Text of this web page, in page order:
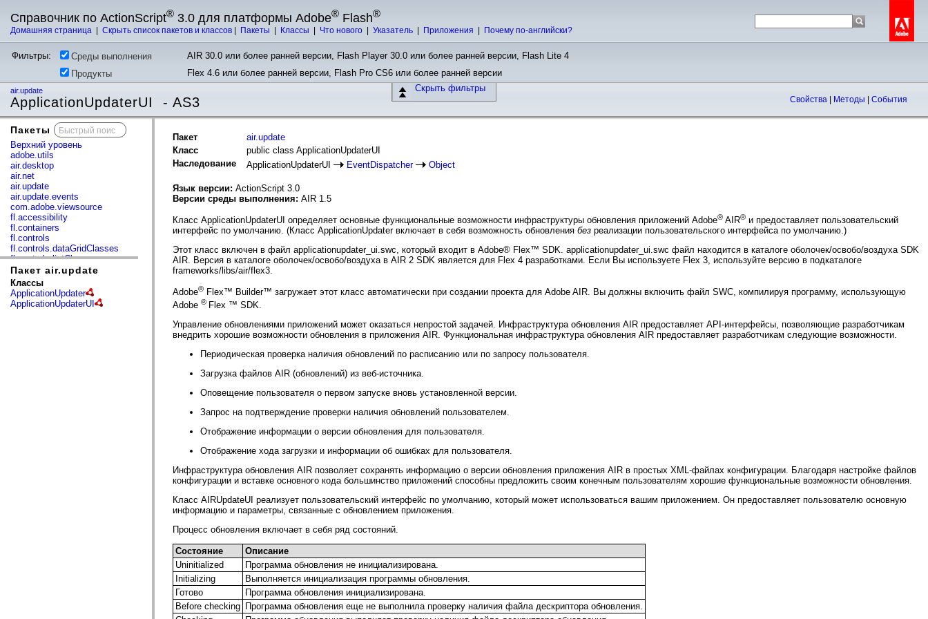
Справочник по ActionScript® 3.0 для платформы Adobe® Flash®
Домашняя страница Скрыть список пакетов и классов Пакеты Классы Что нового Указатель Приложения Почему по-английски?
Фильтры: Среды выполнения
AIR 30.0 или более ранней версии, Flash Player 30.0 или более ранней версии, Flash Lite 4
Продукты
Flex 4.6 или более ранней версии, Flash Pro CS6 или более ранней версии
Скрыть фильтры
air.update
ApplicationUpdaterUI - AS3 Свойства Методы События
Пакеты
Верхний уровень
adobe.utils
air.desktop
air.net
air.update
air.update.events
com.adobe.viewsource
fl.accessibility
fl.containers
fl.controls
fl.controls.dataGridClasses
fl.controls.listClasses
fl.controls.progressBarClasses
fl.core
fl.data
fl.display
fl.events
Пакет air.update
Классы
ApplicationUpdater
ApplicationUpdaterUI
Пакет
air.update
Класс
public class ApplicationUpdaterUI
Наследование
ApplicationUpdaterUI EventDispatcher Object
Язык версии: ActionScript 3.0
Версии среды выполнения: AIR 1.5
Класс ApplicationUpdaterUI определяет основные функциональные возможности инфраструктуры обновления приложений Adobe® AIR® и предоставляет пользовательский
интерфейс по умолчанию. (Класс ApplicationUpdater включает в себя возможность обновления без реализации пользовательского интерфейса по умолчанию.)
Этот класс включен в файл applicationupdater_ui.swc, который входит в Adobe® Flex™ SDK. applicationupdater_ui.swc файл находится в каталоге оболочек/освобо/воздуха SDK
AIR. Версия в каталоге оболочек/освобо/воздуха в AIR 2 SDK является для Flex 4 разработками. Если Вы используете Flex 3, используйте версию в подкаталоге
frameworks/libs/air/flex3.
Adobe® Flex™ Builder™ загружает этот класс автоматически при создании проекта для Adobe AIR. Вы должны включить файл SWC, компилируя программу, использующую
Adobe ® Flex ™ SDK.
Управление обновлениями приложений может оказаться непростой задачей. Инфраструктура обновления AIR предоставляет API-интерфейсы, позволяющие разработчикам
внедрить хорошие возможности обновления в приложения AIR. Функциональная инфраструктура обновления AIR предоставляет разработчикам следующие возможности.
Периодическая проверка наличия обновлений по расписанию или по запросу пользователя.
Загрузка файлов AIR (обновлений) из веб-источника.
Оповещение пользователя о первом запуске вновь установленной версии.
Запрос на подтверждение проверки наличия обновлений пользователем.
Отображение информации о версии обновления для пользователя.
Отображение хода загрузки и информации об ошибках для пользователя.
Инфраструктура обновления AIR позволяет сохранять информацию о версии обновления приложения AIR в простых XML-файлах конфигурации. Благодаря настройке файлов
конфигурации и вставке основного кода большинство приложений способны предложить своим конечным пользователям хорошие функциональные возможности обновления.
Класс AIRUpdateUI реализует пользовательский интерфейс по умолчанию, который может использоваться вашим приложением. Он предоставляет пользователю основную
информацию и параметры, связанные с обновлением приложения.
Процесс обновления включает в себя ряд состояний.
Состояние
Описание
Uninitialized
Программа обновления не инициализирована.
Initializing
Выполняется инициализация программы обновления.
Готово
Программа обновления инициализирована.
Before checking Программа обновления еще не выполнила проверку наличия файла дескриптора обновления.